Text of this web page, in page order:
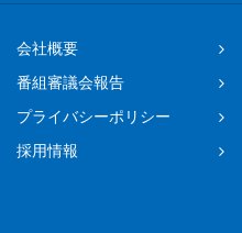
会社概要
番組審議会報告
プライバシーポリシー
採用情報